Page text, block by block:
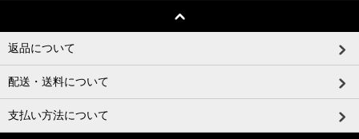
返品について
配送・送料について
支払い方法について